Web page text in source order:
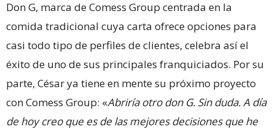
Don G, marca de Comess Group centrada en la
comida tradicional cuya carta ofrece opciones para
casi todo tipo de perfiles de clientes, celebra así el
éxito de uno de sus principales franquiciados. Por su
parte, César ya tiene en mente su próximo proyecto
con Comess Group: «Abriría otro don G. Sin duda. A día
de hoy creo que es de las mejores decisiones que he